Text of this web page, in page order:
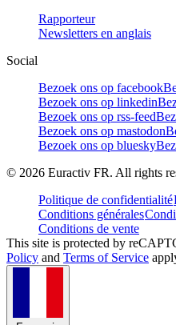
Rapporteur
Newsletters en anglais
Social
Bezoek ons op facebook
Bezoek ons op linkedin
Bezoek ons op rss-feed
Bezoek ons op mastodon
Bezoek ons op bluesky
© 2026 Euractiv FR. All rights
Politique de confidentialité
Conditions générales
Conditions de vente
This site is protected by
Policy and Terms of Service